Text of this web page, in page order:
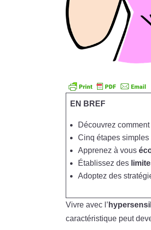
EN BREF
Découvrez
Cinq étapes
Apprenez à vous
Établissez des
Adoptez des
Vivre avec l’
caractéristique peut